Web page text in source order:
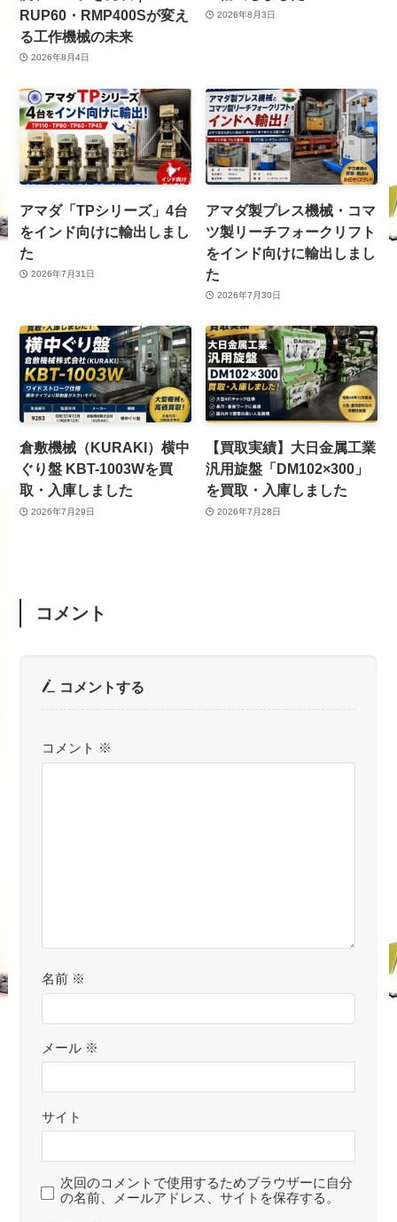
RUP60・RMP400Sが変え
る工作機械の未来
2026年8月4日
2026年8月3日
アマダ「TPシリーズ」4台
をインド向けに輸出しまし
た
2026年7月31日
アマダ製プレス機械・コマ
ツ製リーチフォークリフト
をインド向けに輸出しまし
た
2026年7月30日
倉敷機械（KURAKI）横中
ぐり盤 KBT-1003Wを買
取・入庫しました
2026年7月29日
【買取実績】大日金属工業
汎用旋盤「DM102×300」
を買取・入庫しました
2026年7月28日
コメント
コメントする
コメント ※
名前 ※
メール ※
サイト
次回のコメントで使用するためブラウザーに自分
の名前、メールアドレス、サイトを保存する。